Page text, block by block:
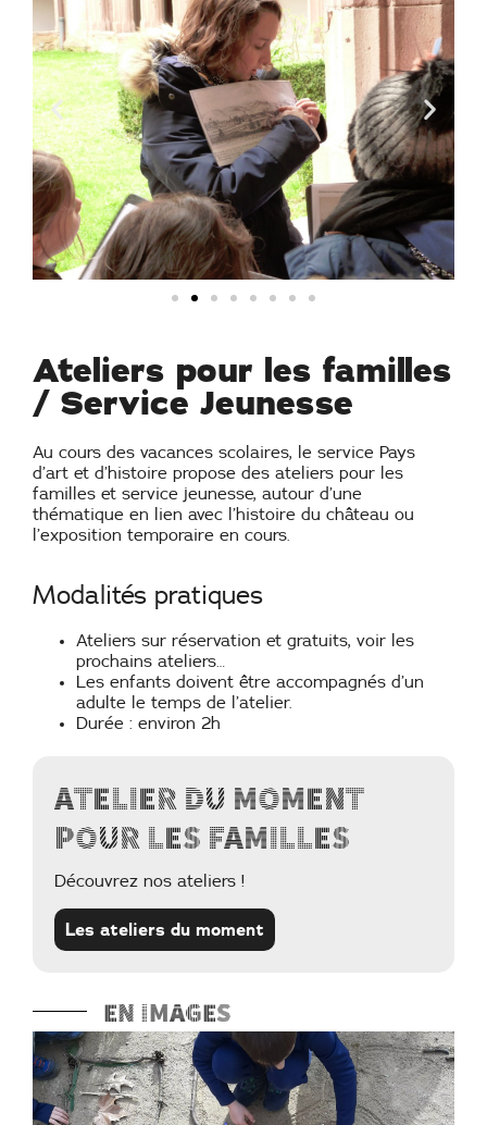
Ateliers pour les familles
/ Service Jeunesse
Au cours des vacances scolaires, le service Pays
d’art et d’histoire propose des ateliers pour les
familles et service jeunesse, autour d’une
thématique en lien avec l’histoire du château ou
l’exposition temporaire en cours.
Modalités pratiques
Ateliers sur réservation et gratuits, voir les
prochains ateliers…
Les enfants doivent être accompagnés d’un
adulte le temps de l’atelier.
Durée : environ 2h
Atelier du moment
pour les familles
Découvrez nos ateliers !
Les ateliers du moment
En images